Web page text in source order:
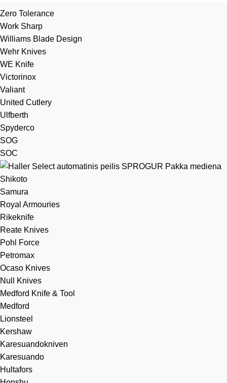
Zero Tolerance
Work Sharp
Williams Blade Design
Wehr Knives
WE Knife
Victorinox
Valiant
United Cutlery
Ulfberth
Spyderco
SOG
SOC
Shikoto
Samura
Royal Armouries
Rikeknife
Reate Knives
Pohl Force
Petromax
Ocaso Knives
Null Knives
Medford Knife & Tool
Medford
Lionsteel
Kershaw
Karesuandokniven
Karesuando
Hultafors